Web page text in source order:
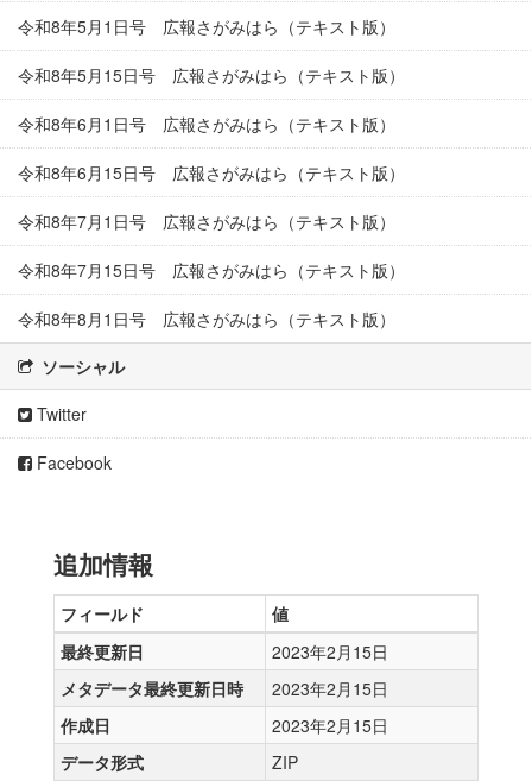
令和8年5月1日号 広報さがみはら（テキスト版）
令和8年5月15日号 広報さがみはら（テキスト版）
令和8年6月1日号 広報さがみはら（テキスト版）
令和8年6月15日号 広報さがみはら（テキスト版）
令和8年7月1日号 広報さがみはら（テキスト版）
令和8年7月15日号 広報さがみはら（テキスト版）
令和8年8月1日号 広報さがみはら（テキスト版）
ソーシャル
Twitter
Facebook
追加情報
フィールド
値
最終更新日
2023年2月15日
メタデータ最終更新日時
2023年2月15日
作成日
2023年2月15日
データ形式
ZIP